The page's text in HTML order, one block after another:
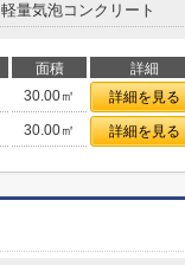
軽量気泡コンクリート
面積 詳細
30.00㎡ 詳細を見る
30.00㎡ 詳細を見る